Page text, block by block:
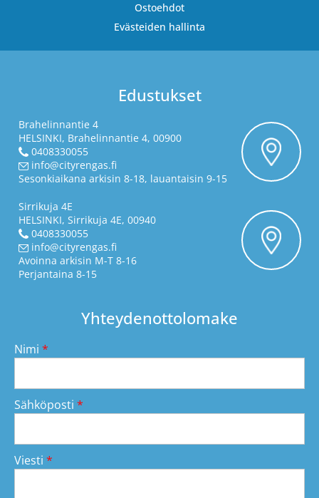
Ostoehdot
Evästeiden hallinta
Edustukset
Brahelinnantie 4
HELSINKI, Brahelinnantie 4, 00900
0408330055
info@cityrengas.fi
Sesonkiaikana arkisin 8-18, lauantaisin 9-15
Sirrikuja 4E
HELSINKI, Sirrikuja 4E, 00940
0408330055
info@cityrengas.fi
Avoinna arkisin M-T 8-16
Perjantaina 8-15
Yhteydenottolomake
Nimi *
Sähköposti *
Viesti *